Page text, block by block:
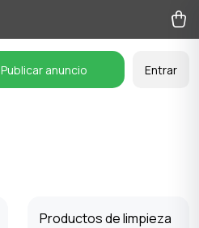
Publicar anuncio Entrar
Productos de limpieza